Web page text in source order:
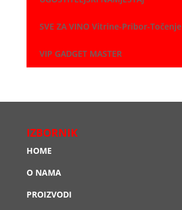
SVE ZA VINO Vitrine-Pribor-Točenje
VIP GADGET MASTER
IZBORNIK
HOME
O NAMA
PROIZVODI